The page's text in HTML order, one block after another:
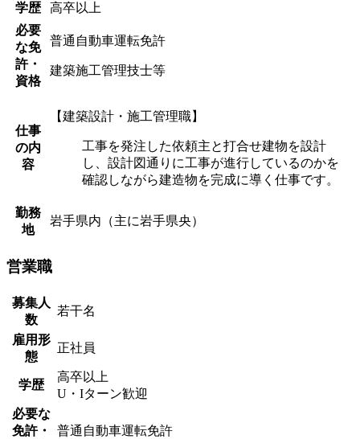
学歴
高卒以上
必要
な免
許・
資格
普通自動車運転免許
建築施工管理技士等
仕事
の内
容
【建築設計・施工管理職】
工事を発注した依頼主と打合せ建物を設計
し、設計図通りに工事が進行しているのかを
確認しながら建造物を完成に導く仕事です。
勤務
地
岩手県内（主に岩手県央）
営業職
募集人
数
若干名
雇用形
態
正社員
学歴
高卒以上
U・Iターン歓迎
必要な
免許・
普通自動車運転免許